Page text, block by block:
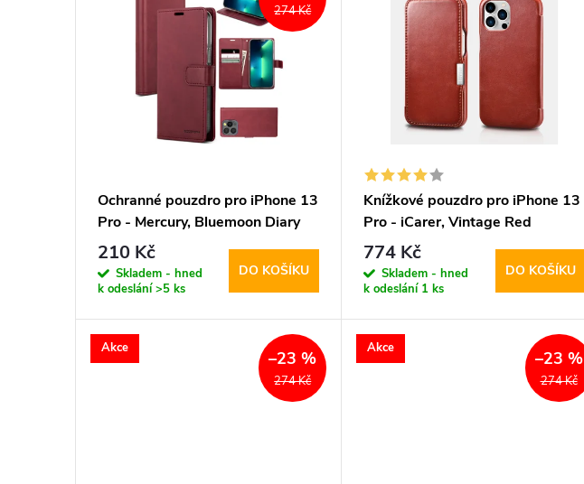
t
d
u
274 Kč
Ochranné pouzdro pro iPhone 13
Pro - Mercury, Bluemoon Diary
Wine
210 Kč
Skladem - hned
k odeslání>5 ks
DO KOŠÍKU
Knížkové pouzdro pro iPhone 13
Pro - iCarer, Vintage Red
774 Kč
Skladem - hned
k odeslání 1 ks
DO KOŠÍKU
Akce
274 Kč
–23 % Akce
274 Kč
–23 %